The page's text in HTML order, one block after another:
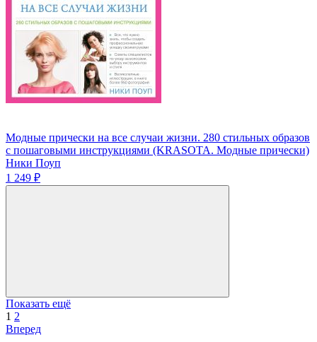
Модные прически на все случаи жизни. 280 стильных образов
c пошаговыми инструкциями (KRASOTA. Модные прически)
Ники Поуп
1 249 ₽
Показать ещё
1 2
Вперед